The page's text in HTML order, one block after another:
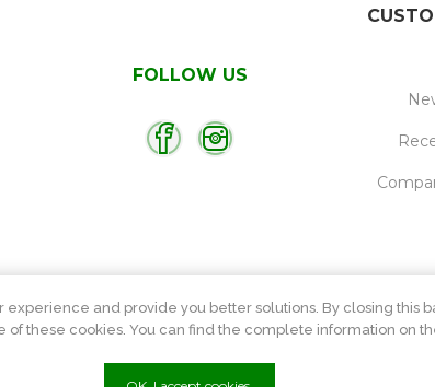
FOLLOW US
and provide you better solutions. By closing this
these cookies. You can find the complete information on